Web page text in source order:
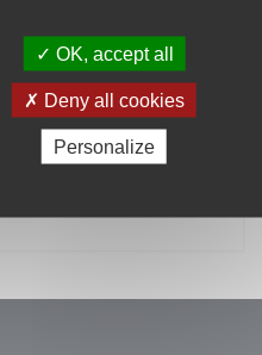
OK, accept all
Deny all cookies
Personalize